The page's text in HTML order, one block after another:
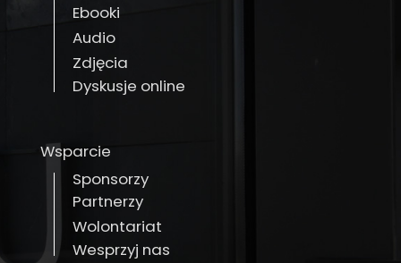
Ebooki
Audio
Zdjęcia
Dyskusje online
Wsparcie
Sponsorzy
Partnerzy
Wolontariat
Wesprzyj nas